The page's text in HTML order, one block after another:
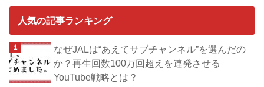
人気の記事ランキング
なぜJALは“あえてサブチャンネル”を選んだの
か？再生回数100万回超えを連発させる
YouTube戦略とは？